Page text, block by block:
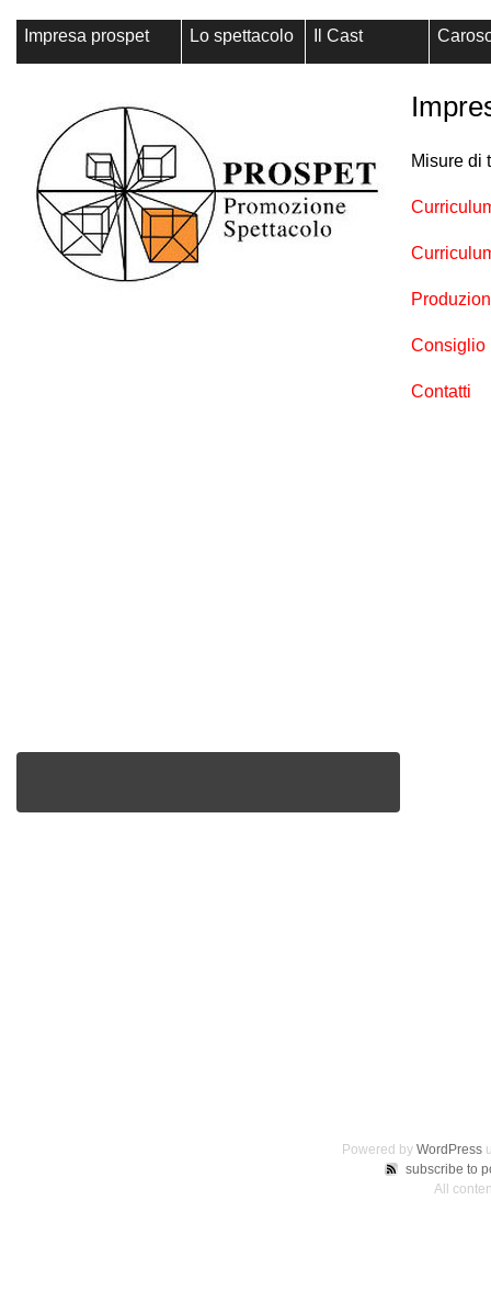
Impresa prospet Lo spettacolo Il Cast
Misure di
Consiglio
Contatti
Powered by WordPress
subscribe to
All